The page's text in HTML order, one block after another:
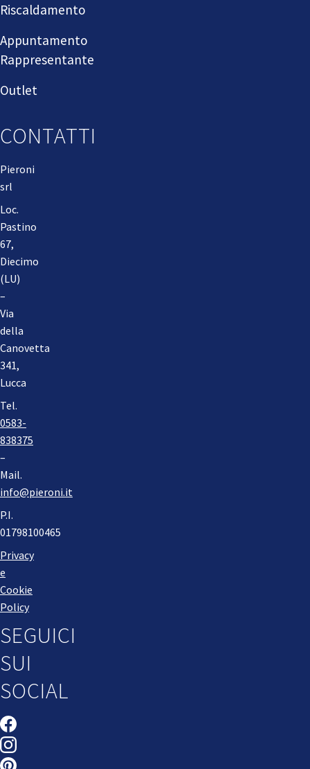
Riscaldamento
Appuntamento
Rappresentante
Outlet
CONTATTI
Pieroni
srl
Loc.
Pastino
67,
Diecimo
(LU)
–
Via
della
Canovetta
341,
Lucca
Tel.
0583-
838375
–
Mail.
info@pieroni.it
P.I.
01798100465
Privacy
e
Cookie
Policy
SEGUICI
SUI
SOCIAL